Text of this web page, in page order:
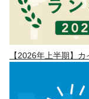
【2026年上半期】